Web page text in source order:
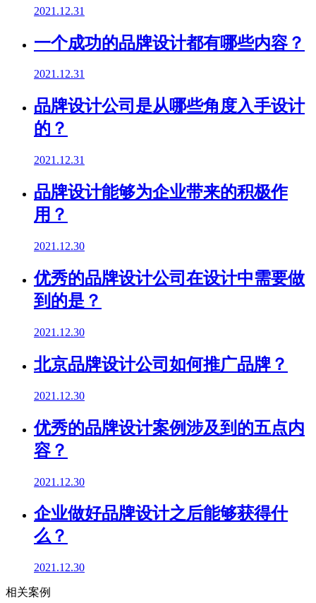
2021.12.31
一个成功的品牌设计都有哪些内容？
2021.12.31
品牌设计公司是从哪些角度入手设计
的？
2021.12.31
品牌设计能够为企业带来的积极作
用？
2021.12.30
优秀的品牌设计公司在设计中需要做
到的是？
2021.12.30
北京品牌设计公司如何推广品牌？
2021.12.30
优秀的品牌设计案例涉及到的五点内
容？
2021.12.30
企业做好品牌设计之后能够获得什
么？
2021.12.30
相关案例